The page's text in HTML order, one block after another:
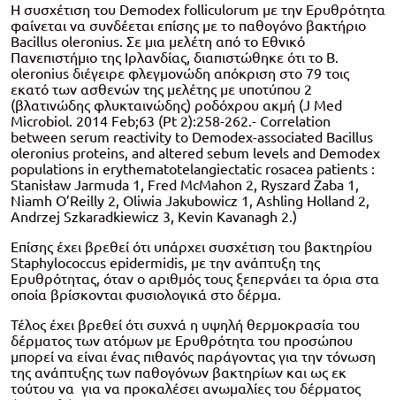
Η συσχέτιση του Demodex folliculorum με την Ερυθρότητα
φαίνεται να συνδέεται επίσης με το παθογόνο βακτήριο
Bacillus oleronius. Σε μια μελέτη από το Εθνικό
Πανεπιστήμιο της Ιρλανδίας, διαπιστώθηκε ότι το B.
oleronius διέγειρε φλεγμονώδη απόκριση στο 79 τοις
εκατό των ασθενών της μελέτης με υποτύπου 2
(βλατινώδης φλυκταινώδης) ροδόχρου ακμή (J Med
Microbiol. 2014 Feb;63 (Pt 2):258-262.- Correlation
between serum reactivity to Demodex-associated Bacillus
oleronius proteins, and altered sebum levels and Demodex
populations in erythematotelangiectatic rosacea patients :
Stanisław Jarmuda 1, Fred McMahon 2, Ryszard Żaba 1,
Niamh O’Reilly 2, Oliwia Jakubowicz 1, Ashling Holland 2,
Andrzej Szkaradkiewicz 3, Kevin Kavanagh 2.)
Επίσης έχει βρεθεί ότι υπάρχει συσχέτιση του βακτηρίου
Staphylococcus epidermidis, με την ανάπτυξη της
Ερυθρότητας, όταν ο αριθμός τους ξεπερνάει τα όρια στα
οποία βρίσκονται φυσιολογικά στο δέρμα.
Τέλος έχει βρεθεί ότι συχνά η υψηλή θερμοκρασία του
δέρματος των ατόμων με Ερυθρότητα του προσώπου
μπορεί να είναι ένας πιθανός παράγοντας για την τόνωση
της ανάπτυξης των παθογόνων βακτηρίων και ως εκ
τούτου να για να προκαλέσει ανωμαλίες του δέρματος